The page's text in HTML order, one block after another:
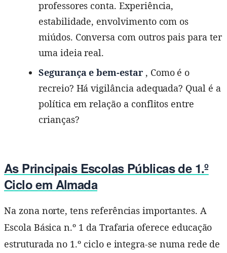
professores conta. Experiência,
estabilidade, envolvimento com os
miúdos. Conversa com outros pais para ter
uma ideia real.
Segurança e bem-estar, Como é o
recreio? Há vigilância adequada? Qual é a
política em relação a conflitos entre
crianças?
As Principais Escolas Públicas de 1.º
Ciclo em Almada
Na zona norte, tens referências importantes. A
Escola Básica n.º 1 da Trafaria oferece educação
estruturada no 1.º ciclo e integra-se numa rede de